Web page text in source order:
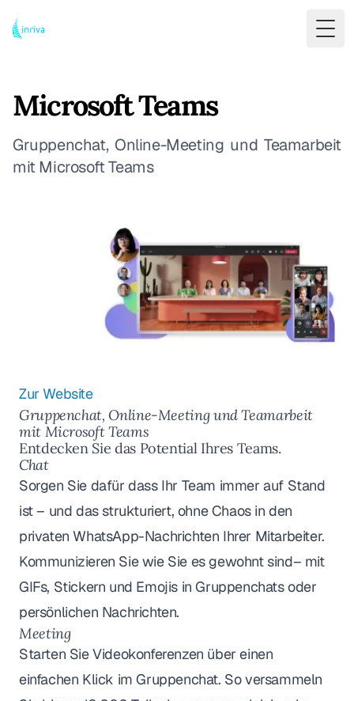
Microsoft Teams
Gruppenchat, Online-Meeting und Teamarbeit
mit Microsoft Teams
Zur Website
Gruppenchat, Online-Meeting und Teamarbeit
mit Microsoft Teams
Entdecken Sie das Potential Ihres Teams.
Chat
Sorgen Sie dafür dass Ihr Team immer auf Stand
ist – und das strukturiert, ohne Chaos in den
privaten WhatsApp-Nachrichten Ihrer Mitarbeiter.
Kommunizieren Sie wie Sie es gewohnt sind– mit
GIFs, Stickern und Emojis in Gruppenchats oder
persönlichen Nachrichten.
Meeting
Starten Sie Videokonferenzen über einen
einfachen Klick im Gruppenchat. So versammeln